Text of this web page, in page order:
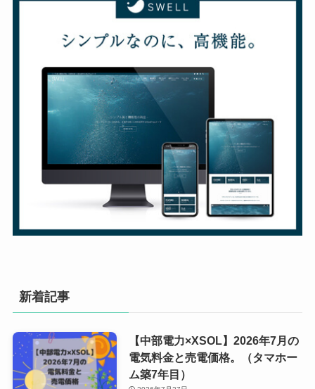
新着記事
【中部電力×XSOL】2026年7月の
電気料金と売電価格。（タマホー
ム築7年目）